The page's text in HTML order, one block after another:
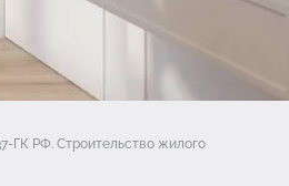
ГК РФ. Строительство жилого